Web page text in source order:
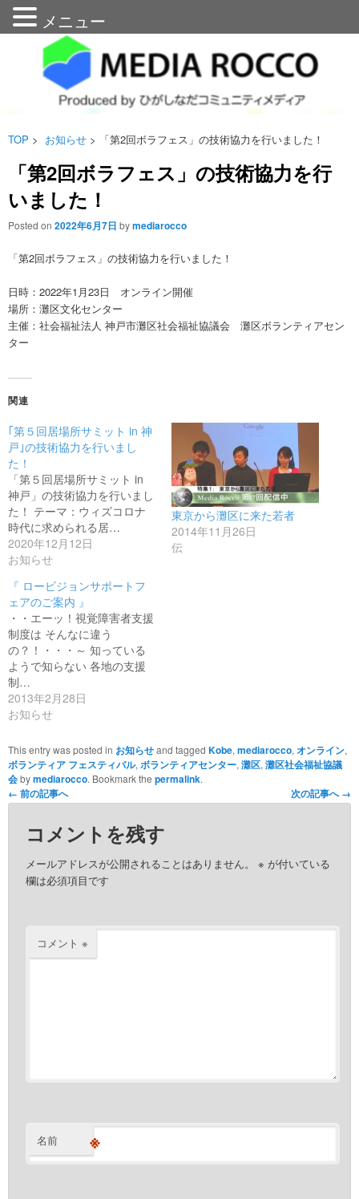
メディアろっこう
TOP > お知らせ > 「第2回ボラフェス」の技術協力を行いました！
「第2回ボラフェス」の技術協力を行
いました！
Posted on2022年6月7日 bymediarocco
「第2回ボラフェス」の技術協力を行いました！
日時：2022年1月23日 オンライン開催
場所：灘区文化センター
主催：社会福祉法人 神戸市灘区社会福祉協議会 灘区ボランティアセン
ター
関連
｢第５回居場所サミット in 神
戸｣の技術協力を行いまし
た！
「第５回居場所サミット in
神戸」の技術協力を行いまし
た！ テーマ：ウィズコロナ
時代に求められる居…
2020年12月12日
お知らせ
東京から灘区に来た若者
2014年11月26日
伝
『 ロービジョンサポートフ
ェアのご案内 』
・・エーッ！視覚障害者支援
制度は そんなに違う
の？！・・・～ 知っている
ようで知らない 各地の支援
制…
2013年2月28日
お知らせ
This entry was posted in お知らせand taggedKobe,mediarocco,オンライン,
ボランティア フェスティバル, ボランティアセンター,灘区,灘区社会福祉協議
会bymediarocco. Bookmark thepermalink.
← 前の記事へ 次の記事へ→
コメントを残す
メールアドレスが公開されることはありません。 ※ が付いている
欄は必須項目です
コメント※
名前 ※
メニュー